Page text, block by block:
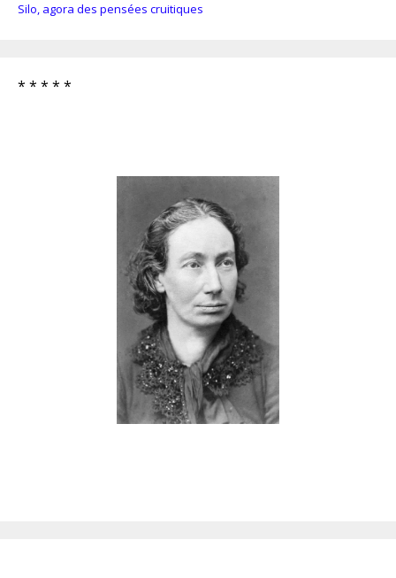
Silo, agora des pensées cruitiques
* * * * *